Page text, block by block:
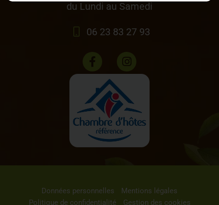
du Lundi au Samedi
06 23 83 27 93
Données personnelles
Mentions légales
Politique de confidentialité
Gestion des cookies